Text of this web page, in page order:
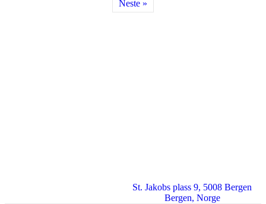
Neste »
St. Jakobs plass 9, 5008 Bergen
Bergen, Norge